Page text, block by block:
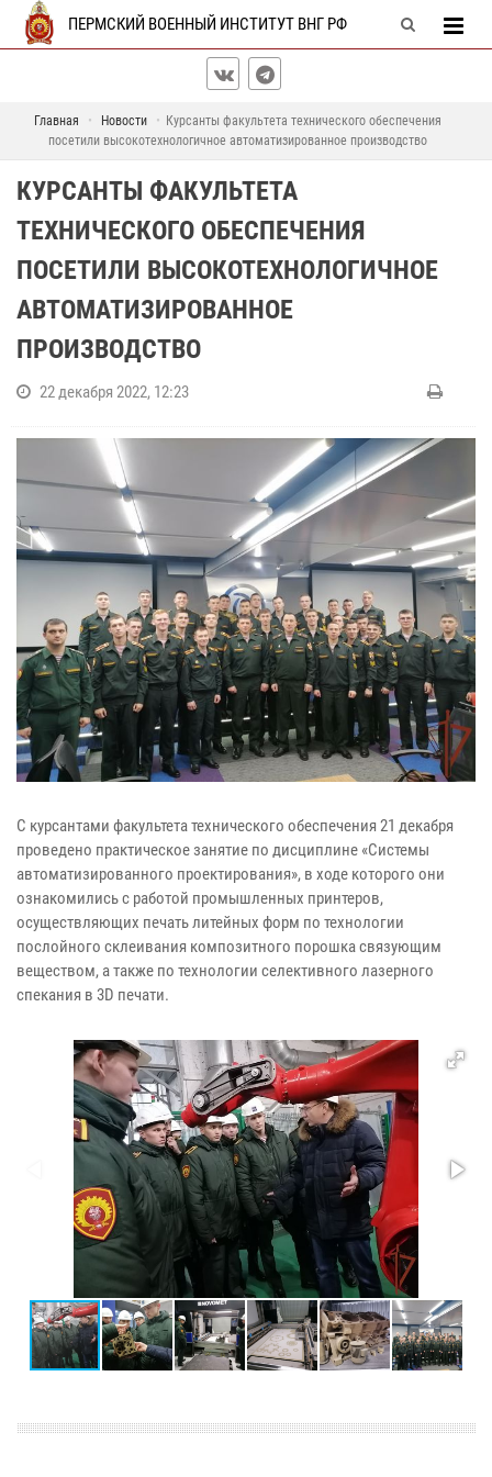
ПЕРМСКИЙ ВОЕННЫЙ ИНСТИТУТ ВНГ РФ
Главная Новости
Курсанты факультета технического обеспечения
посетили высокотехнологичное автоматизированное производство
КУРСАНТЫ ФАКУЛЬТЕТА
ТЕХНИЧЕСКОГО ОБЕСПЕЧЕНИЯ
ПОСЕТИЛИ ВЫСОКОТЕХНОЛОГИЧНОЕ
АВТОМАТИЗИРОВАННОЕ
ПРОИЗВОДСТВО
22 декабря 2022, 12:23
С курсантами факультета технического обеспечения 21 декабря
проведено практическое занятие по дисциплине «Системы
автоматизированного проектирования», в ходе которого они
ознакомились с работой промышленных принтеров,
осуществляющих печать литейных форм по технологии
послойного склеивания композитного порошка связующим
веществом, а также по технологии селективного лазерного
спекания в 3D печати.